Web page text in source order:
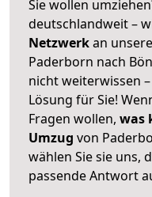
Sie wollen
deutschlandweit –
Netzwerkan
Paderborn nach
nicht weiterwissen
Lösung für Sie!
Fragen wollen, was
Umzug von
wählen Sie sie uns,
passende Antwort